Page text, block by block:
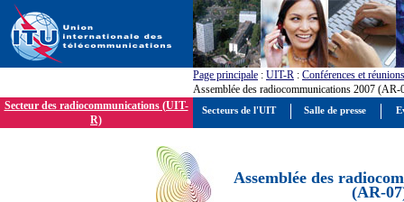
Page principale : UIT-R : Conférences et réunions
Assemblée des radiocommunications 2007 (AR-
Secteur des radiocommunications (UIT-
R)
Assemblée des
(AR-
Secteurs de l'UIT Salle de presse